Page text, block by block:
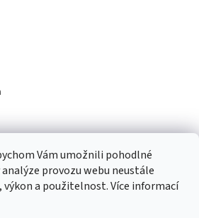
Vám umožnili pohodlné
provozu webu neustále
výkon a použitelnost. Více informací
www.sport4outlet.cz